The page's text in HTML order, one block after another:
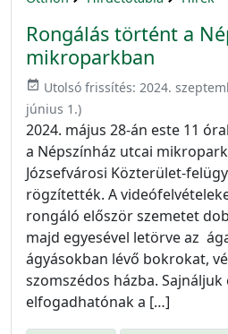
Rongálás történt a
mikroparkban
event_available Utolsó frissítés: 2024.
június 1.)
2024. május 28-án este 11
a Népszínház utcai
Józsefvárosi Közterület-
rögzítették. A
rongáló először szemetet
majd egyesével letörve az
ágyásokban lévő bokrokat,
szomszédos házba.
elfogadhatónak a […]